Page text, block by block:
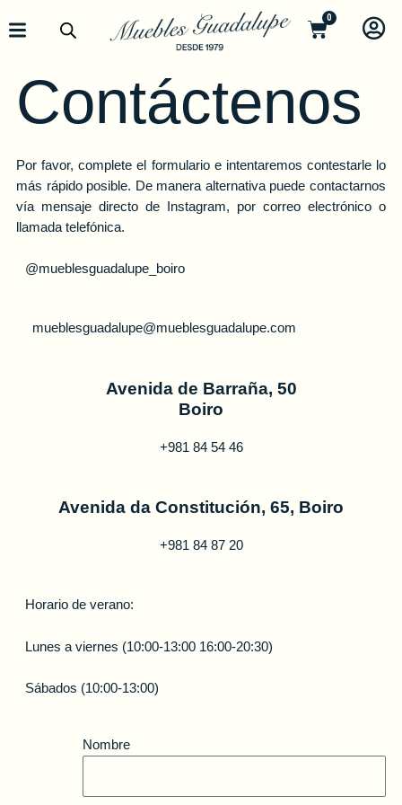
0
Contáctenos
Por favor, complete el formulario e intentaremos contestarle lo
más rápido posible. De manera alternativa puede contactarnos
vía mensaje directo de Instagram, por correo electrónico o
llamada telefónica.
@mueblesguadalupe_boiro
mueblesguadalupe@mueblesguadalupe.com
Avenida de Barraña, 50
Boiro
+981 84 54 46
Avenida da Constitución, 65, Boiro
+981 84 87 20
Horario de verano:
Lunes a viernes (10:00-13:00 16:00-20:30)
Sábados (10:00-13:00)
Nombre